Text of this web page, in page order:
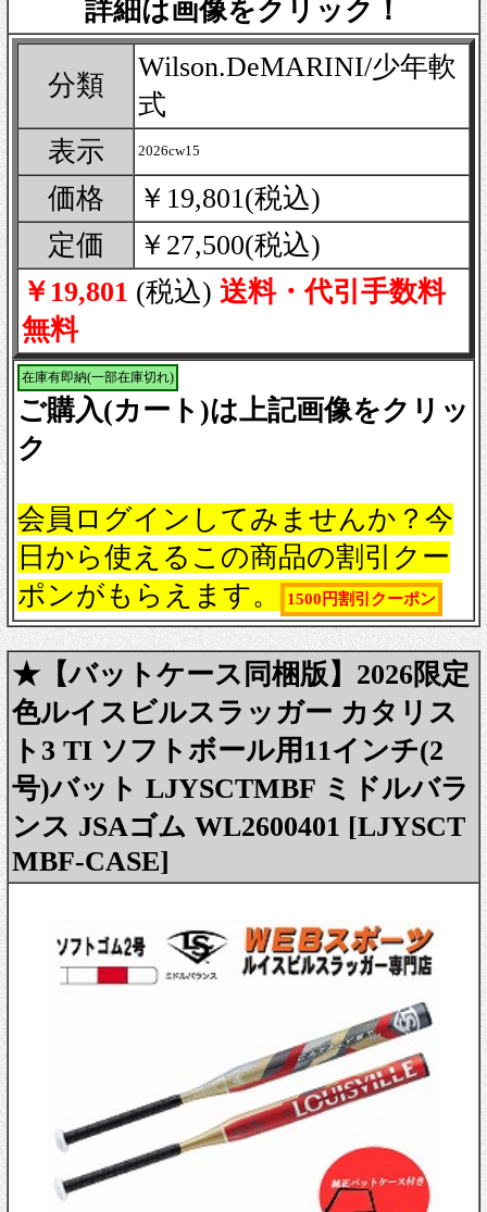
詳細は画像をクリック！
分類
Wilson.DeMARINI/少年軟
式
表示
2026cw15
価格
￥19,801(税込)
定価
￥27,500(税込)
￥19,801 (税込) 送料・代引手数料
無料
在庫有即納(一部在庫切れ)
ご購入(カート)は上記画像をクリッ
ク
会員ログインしてみませんか？今
日から使えるこの商品の割引クー
ポンがもらえます。
1500円割引クーポン
★【バットケース同梱版】2026限定
色ルイスビルスラッガー カタリス
ト3 TI ソフトボール用11インチ(2
号)バット LJYSCTMBF ミドルバラ
ンス JSAゴム WL2600401 [LJYSCT
MBF-CASE]